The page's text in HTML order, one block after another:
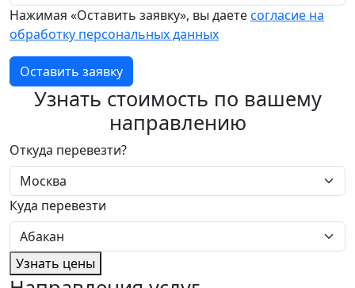
Нажимая «Оставить заявку», вы даетесогласие на
обработку персональных данных
Оставить заявку
Узнать стоимость по вашему
направлению
Откуда перевезти?
Куда перевезти
Узнать цены